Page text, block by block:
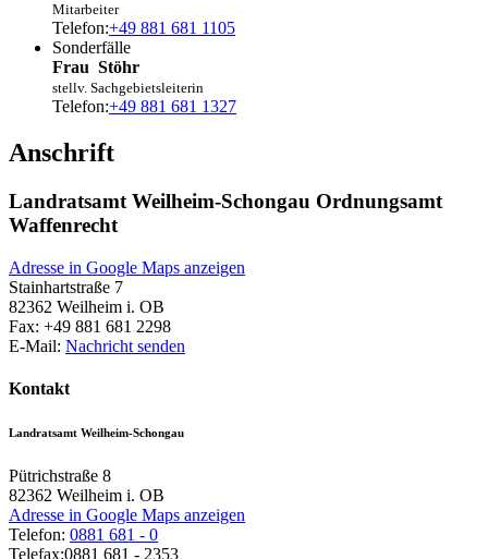
Mitarbeiter
Telefon:+49 881 681 1105
Sonderfälle
Frau Stöhr
stellv. Sachgebietsleiterin
Telefon:+49 881 681 1327
Anschrift
Landratsamt Weilheim-Schongau Ordnungsamt
Waffenrecht
Adresse in Google Maps anzeigen
Stainhartstraße 7
82362 Weilheim i. OB
Fax: +49 881 681 2298
E-Mail: Nachricht senden
Kontakt
Landratsamt Weilheim-Schongau
Pütrichstraße 8
82362 Weilheim i. OB
Adresse in Google Maps anzeigen
Telefon: 0881 681 - 0
Telefax:0881 681 - 2353